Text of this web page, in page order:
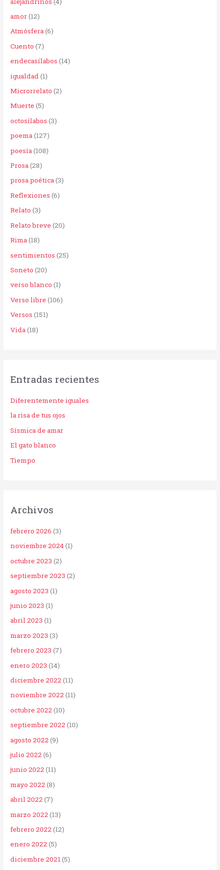
o
r
:
amor(12)
Atmósfera(6)
Cuento (7)
endecasílabos (14)
igualdad(1)
Microrrelato (2)
Muerte (5)
octosílabos (3)
poema(127)
poesía(108)
Prosa(28)
prosa poética(3)
Reflexiones (6)
Relato (3)
Relato breve (20)
Rima(18)
sentimientos (25)
Soneto (20)
verso blanco (1)
Verso libre (106)
Versos (151)
Vida (18)
Entradas recientes
Diferentemente iguales
la risa de tus ojos
Sísmica de amar
El gato blanco
Tiempo
Archivos
febrero 2026 (3)
noviembre 2024(1)
octubre 2023 (2)
septiembre 2023 (2)
agosto 2023 (1)
junio 2023 (1)
abril 2023 (1)
marzo 2023 (3)
febrero 2023 (7)
enero 2023 (14)
diciembre 2022 (11)
noviembre 2022 (11)
octubre 2022 (10)
septiembre 2022 (10)
agosto 2022 (9)
julio 2022 (6)
junio 2022 (11)
mayo 2022 (8)
abril 2022 (7)
marzo 2022 (13)
febrero 2022 (12)
enero 2022 (5)
diciembre 2021(5)